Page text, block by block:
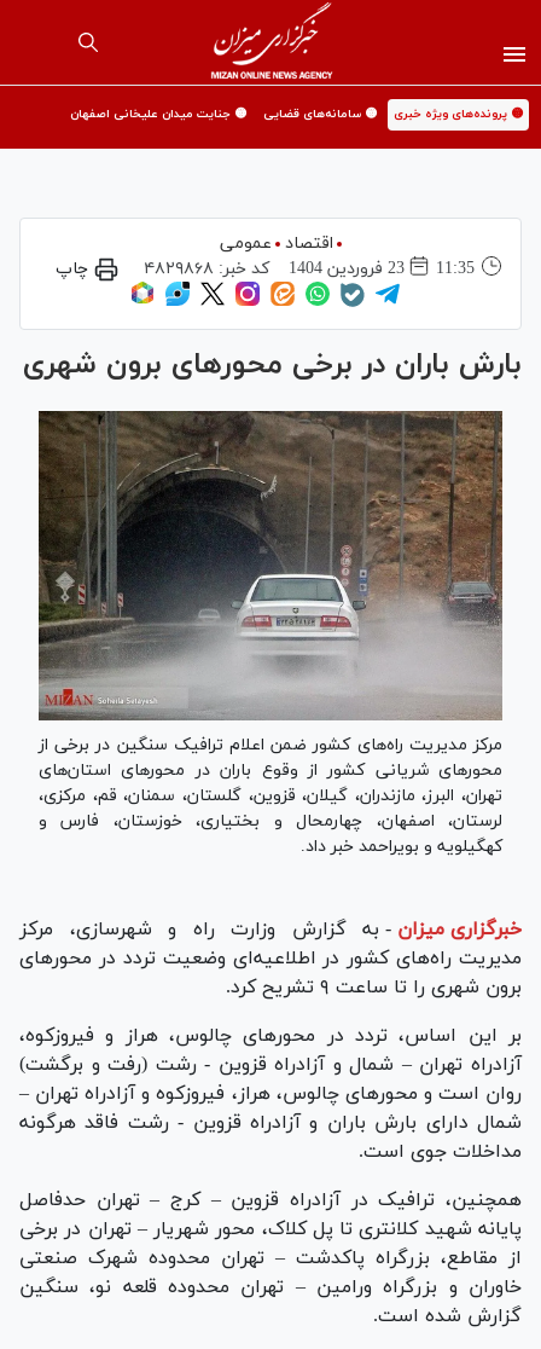
🟡 پرونده‌های ویژه خبری 🟡 سامانه‌های قضایی 🟡 جنایت میدان علیخانی اصفهان
اقتصاد
عمومی
11:35
23 فروردين 1404 کد خبر: ۴۸۲۹۸۶۸ چاپ
بارش باران در برخی محور‌های برون شهری
مرکز مدیریت راه‌های کشور ضمن اعلام ترافیک سنگین در برخی از
محور‌های شریانی کشور از وقوع باران در محور‌های استان‌های
تهران، البرز، مازندران، گیلان، قزوین، گلستان، سمنان، قم، مرکزی،
لرستان، اصفهان، چهارمحال و بختیاری، خوزستان، فارس و
کهگیلویه و بویراحمد خبر داد.
خبرگزاری میزان - به گزارش وزارت راه و شهرسازی، مرکز
مدیریت راه‌های کشور در اطلاعیه‌ای وضعیت تردد در محور‌های
برون شهری را تا ساعت ۹ تشریح کرد.
بر این اساس، تردد در محور‌های چالوس، هراز و فیروزکوه،
آزادراه تهران – شمال و آزادراه قزوین - رشت (رفت و برگشت)
روان است و محور‌های چالوس، هراز، فیروزکوه و آزادراه تهران –
شمال دارای بارش باران و آزادراه قزوین - رشت فاقد هرگونه
مداخلات جوی است.
همچنین، ترافیک در آزادراه قزوین – کرج – تهران حدفاصل
پایانه شهید کلانتری تا پل کلاک، محور شهریار – تهران در برخی
از مقاطع، بزرگراه پاکدشت – تهران محدوده شهرک صنعتی
خاوران و بزرگراه ورامین – تهران محدوده قلعه نو، سنگین
گزارش شده است.